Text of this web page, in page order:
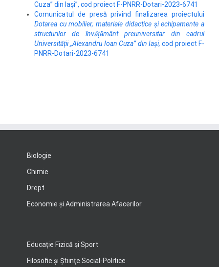
Cuza” din Iași”, cod proiect F-PNRR-Dotari-2023-6741
Comunicatul de presă privind finalizarea proiectului
Dotarea cu mobilier, materiale didactice și echipamente a
structurilor de învățământ preuniversitar din cadrul
Universității „Alexandru Ioan Cuza” din Iași, cod proiect F-
PNRR-Dotari-2023-6741
Biologie
Chimie
Drept
Economie şi Administrarea Afacerilor
Educație Fizică și Sport
Filosofie şi Ştiinţe Social-Politice